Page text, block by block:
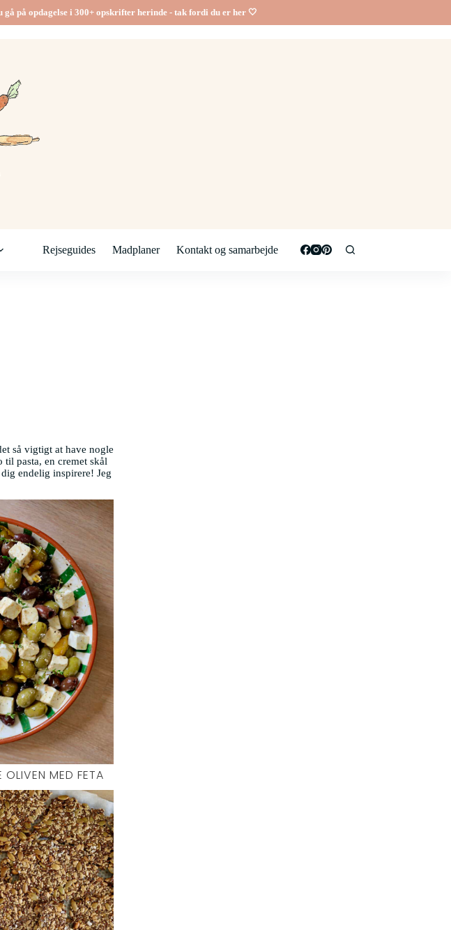
på opdagelse i 300+ opskrifter herinde - tak fordi du er her 🤍
Rejseguides Madplaner Kontakt og samarbejde
så vigtigt at have nogle
pasta, en cremet skål
endelig inspirere! Jeg
OLIVEN MED FETA